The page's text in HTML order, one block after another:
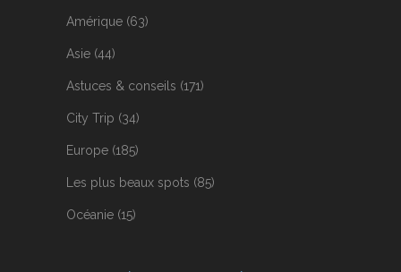
Amérique (63)
Asie (44)
Astuces & conseils (171)
City Trip (34)
Europe (185)
Les plus beaux spots (85)
Océanie (15)